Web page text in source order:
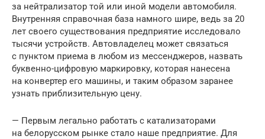
за нейтрализатор той или иной модели автомобиля.
Внутренняя справочная база намного шире, ведь за 20
лет своего существования предприятие исследовало
тысячи устройств. Автовладелец может связаться
с пунктом приема в любом из мессенджеров, назвать
буквенно-цифровую маркировку, которая нанесена
на конвертер его машины, и таким образом заранее
узнать приблизительную цену.
— Первым легально работать с катализаторами
на белорусском рынке стало наше предприятие. Для